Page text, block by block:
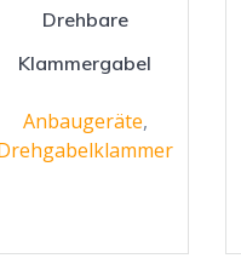
Drehbare
Klammergabel
Anbaugeräte,